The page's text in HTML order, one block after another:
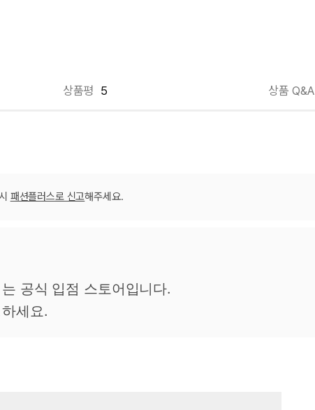
상품평 5 상품 Q&A